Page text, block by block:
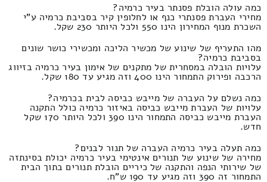
כמה עולה הובלת פסנתר בעיר כרמיה?
מחירי העברת פסנתרי כנף או לחלופין קיר בסביבת כרמיה ע"י
השכרת מנוף המחירון הינו 550 ולכל היותר 230 שקל.
מהו התעריף של שינוע של מכשיר הליכה ומכשירי כושר שונים
בסביבת כרמיה?
עלויות הובלה במסחרית של מתקנים של אימון בעיר כרמיה בזיווג
הרכבה ופירוק התמחור הינו 400 וזה מגיע עד 180 שקל.
כמה נשלם על העברה של מייבש כביסה לבית בכרמיה?
עלויות של העברת מייבש כביסה באיזור כרמיה כולל התקנה
העברת מייבש כביסה התמחור הינו 390 ולכל היותר 170 שקל
חדש.
כמה תעלה בעיר כרמיה העברה של תנור לבנים?
מחירה של שינוע של תנורים אינטימי בעיר כרמיה יכולת בסינתזה
של שירותי הנפה והתקנה של כיריים הובלת תנורים בתוך הבית
התמחור זה 390 וזה מגיע עד 190 ש"ח.